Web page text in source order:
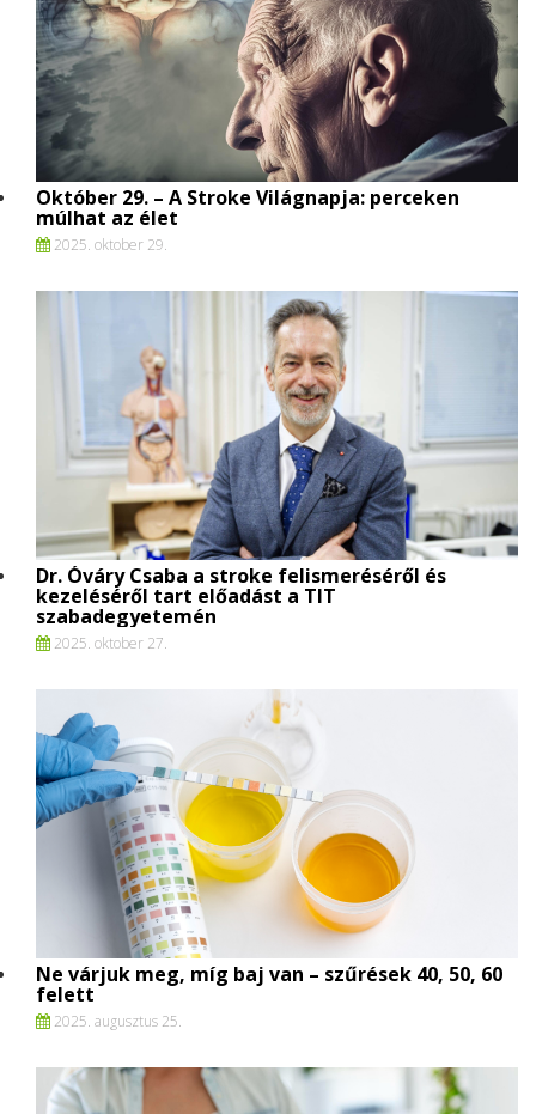
Október 29. – A Stroke Világnapja: perceken
múlhat az élet
2025. oktober 29.
Dr. Óváry Csaba a stroke felismeréséről és
kezeléséről tart előadást a TIT
szabadegyetemén
2025. oktober 27.
Ne várjuk meg, míg baj van – szűrések 40, 50, 60
felett
2025. augusztus 25.